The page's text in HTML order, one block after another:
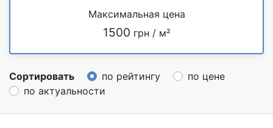
Максимальная цена
1500 грн / м²
Сортировать по рейтингу
по цене
по актуальности